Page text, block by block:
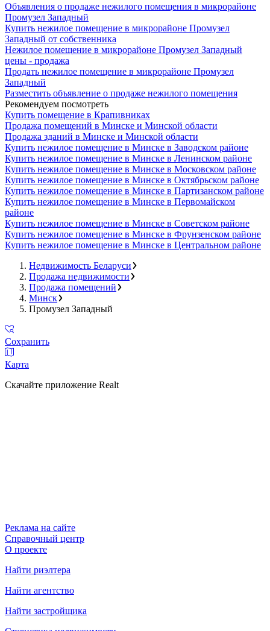
Объявления о продаже нежилого помещения в микрорайоне
Промузел Западный
Купить нежилое помещение в микрорайоне Промузел
Западный от собственника
Нежилое помещение в микрорайоне Промузел Западный
цены - продажа
Продать нежилое помещение в микрорайоне Промузел
Западный
Разместить объявление о продаже нежилого помещения
Рекомендуем посмотреть
Купить помещение в Крапивниках
Продажа помещений в Минске и Минской области
Продажа зданий в Минске и Минской области
Купить нежилое помещение в Минске в Заводском районе
Купить нежилое помещение в Минске в Ленинском районе
Купить нежилое помещение в Минске в Московском районе
Купить нежилое помещение в Минске в Октябрьском районе
Купить нежилое помещение в Минске в Партизанском районе
Купить нежилое помещение в Минске в Первомайском
районе
Купить нежилое помещение в Минске в Советском районе
Купить нежилое помещение в Минске в Фрунзенском районе
Купить нежилое помещение в Минске в Центральном районе
Недвижимость Беларуси
Продажа недвижимости
Продажа помещений
Минск
Промузел Западный
Сохранить
Карта
Скачайте приложение Realt
Реклама на сайте
Справочный центр
О проекте
Найти риэлтера
Найти агентство
Найти застройщика